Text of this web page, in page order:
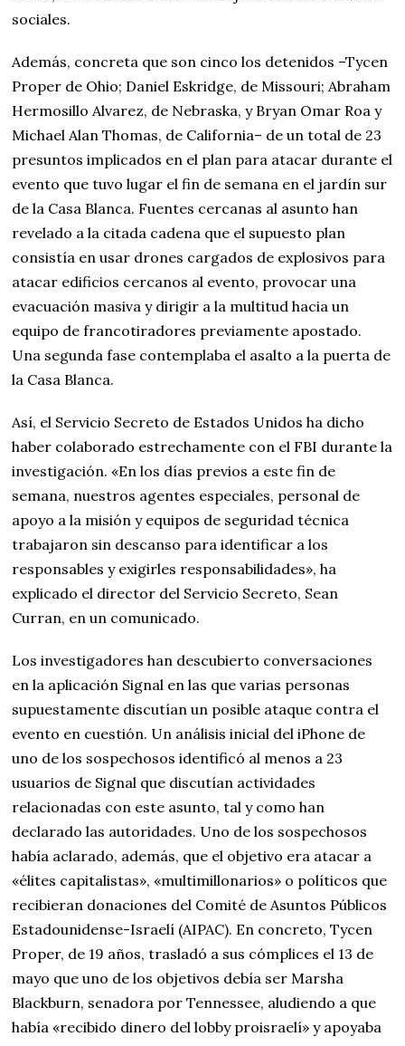
sociales.
Además, concreta que son cinco los detenidos –Tycen
Proper de Ohio; Daniel Eskridge, de Missouri; Abraham
Hermosillo Alvarez, de Nebraska, y Bryan Omar Roa y
Michael Alan Thomas, de California– de un total de 23
presuntos implicados en el plan para atacar durante el
evento que tuvo lugar el fin de semana en el jardín sur
de la Casa Blanca. Fuentes cercanas al asunto han
revelado a la citada cadena que el supuesto plan
consistía en usar drones cargados de explosivos para
atacar edificios cercanos al evento, provocar una
evacuación masiva y dirigir a la multitud hacia un
equipo de francotiradores previamente apostado.
Una segunda fase contemplaba el asalto a la puerta de
la Casa Blanca.
Así, el Servicio Secreto de Estados Unidos ha dicho
haber colaborado estrechamente con el FBI durante la
investigación. «En los días previos a este fin de
semana, nuestros agentes especiales, personal de
apoyo a la misión y equipos de seguridad técnica
trabajaron sin descanso para identificar a los
responsables y exigirles responsabilidades», ha
explicado el director del Servicio Secreto, Sean
Curran, en un comunicado.
Los investigadores han descubierto conversaciones
en la aplicación Signal en las que varias personas
supuestamente discutían un posible ataque contra el
evento en cuestión. Un análisis inicial del iPhone de
uno de los sospechosos identificó al menos a 23
usuarios de Signal que discutían actividades
relacionadas con este asunto, tal y como han
declarado las autoridades. Uno de los sospechosos
había aclarado, además, que el objetivo era atacar a
«élites capitalistas», «multimillonarios» o políticos que
recibieran donaciones del Comité de Asuntos Públicos
Estadounidense-Israelí (AIPAC). En concreto, Tycen
Proper, de 19 años, trasladó a sus cómplices el 13 de
mayo que uno de los objetivos debía ser Marsha
Blackburn, senadora por Tennessee, aludiendo a que
había «recibido dinero del lobby proisraelí» y apoyaba